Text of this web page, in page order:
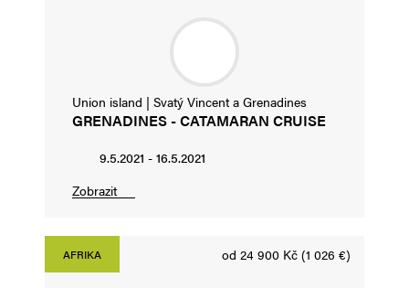
Union island | Svatý Vincent a Grenadines
GRENADINES - CATAMARAN CRUISE
9.5.2021 - 16.5.2021
Zobrazit
AFRIKA od 24 900 Kč (1 026 €)